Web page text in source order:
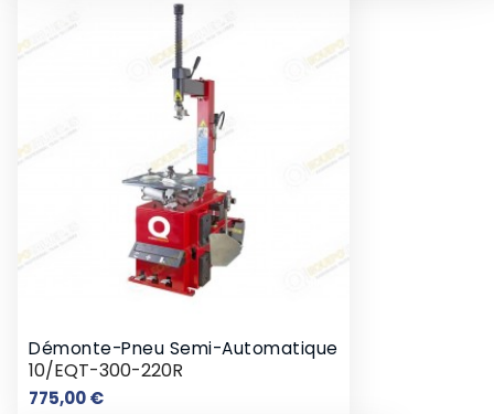
Démonte-Pneu Semi-Automatique
10/EQT-300-220R
775,00 €Prix